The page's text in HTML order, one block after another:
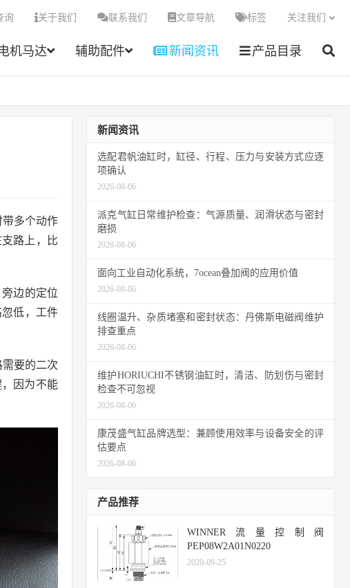
机马达 辅助配件 新闻资讯 产品目录
询 关于我们 联系我们 文章导航 标签 关注我们
多个动作
路上，比
边的定位
低，工件
要的二次
因为不能
新闻资讯
选配君帆油缸时，缸径、行程、压力与安装方式应逐
项确认
2026-08-06
派克气缸日常维护检查：气源质量、润滑状态与密封
磨损
2026-08-06
面向工业自动化系统，7ocean叠加阀的应用价值
2026-08-06
线圈温升、杂质堵塞和密封状态：丹佛斯电磁阀维护
排查重点
2026-08-06
维护HORIUCHI不锈钢油缸时，清洁、防划伤与密封
检查不可忽视
2026-08-06
康茂盛气缸品牌选型：兼顾使用效率与设备安全的评
估要点
2026-08-06
产品推荐
WINNER流量控制阀
PEP08W2A01N0220
2020-09-25